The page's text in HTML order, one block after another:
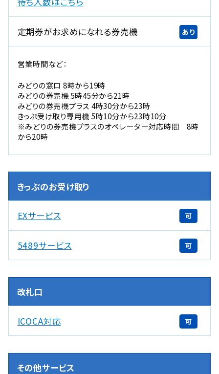
き
ま
す
。
規
ウ
イ
ン
ド
ウ
で
開
き
ま
す
。
定期券がお求めになれる券売機 あり
営業時間など：
みどりの窓口 8時から19時
みどりの券売機 5時45分から21時
みどりの券売機プラス 4時30分から23時
きっぷ受け取り専用機 5時10分から23時10分
※みどりの券売機プラスのオペレーター対応時間 8時
から20時
きっぷのお受け取り
EXサービス 可
5489サービス 可
改札口
ICOCA対応 可
その他サービス